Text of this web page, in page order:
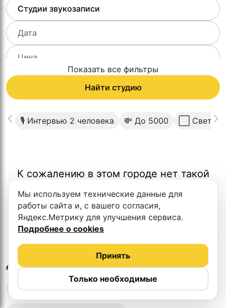
Показать все фильтры
Найти студию
🎙 Интервью 2 человека 💸 До 5000 ⬜️
К сожалению в этом городе нет такой
Другие студии в Подольске
Выездная запись подкастов
Мы используем технические данные для
работы сайта и, с вашего согласия,
Яндекс.Метрику для улучшения сервиса.
Подробнее о cookies
Только необходимые
Принять